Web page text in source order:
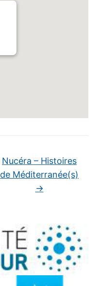
Nucéra – Histoires
de Méditerranée(s)
→